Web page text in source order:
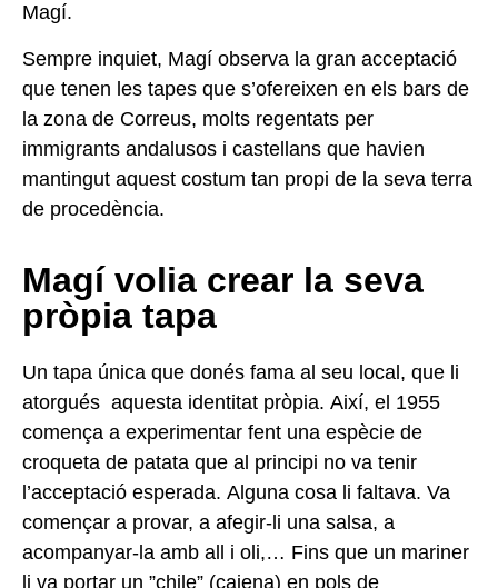
Magí.
Sempre inquiet, Magí observa la gran acceptació
que tenen les tapes que s’ofereixen en els bars de
la zona de Correus, molts regentats per
immigrants andalusos i castellans que havien
mantingut aquest costum tan propi de la seva terra
de procedència.
Magí volia crear la seva
pròpia tapa
Un tapa única que donés fama al seu local, que li
atorgués aquesta identitat pròpia. Així, el 1955
comença a experimentar fent una espècie de
croqueta de patata que al principi no va tenir
l’acceptació esperada. Alguna cosa li faltava. Va
començar a provar, a afegir-li una salsa, a
acompanyar-la amb all i oli,… Fins que un mariner
li va portar un ”chile” (caiena) en pols de